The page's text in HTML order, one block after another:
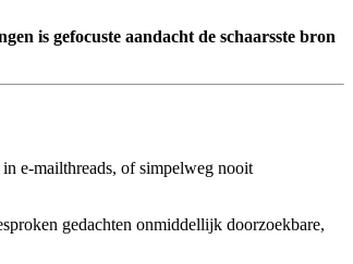
is gefocuste aandacht de schaarsste bron
e-mailthreads, of simpelweg nooit
gedachten onmiddellijk doorzoekbare,